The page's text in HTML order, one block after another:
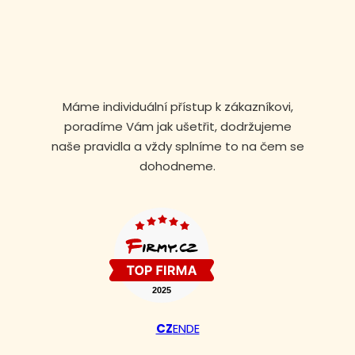
Máme individuální přístup k zákazníkovi,
poradíme Vám jak ušetřit, dodržujeme
naše pravidla a vždy splníme to na čem se
dohodneme.
CZENDE